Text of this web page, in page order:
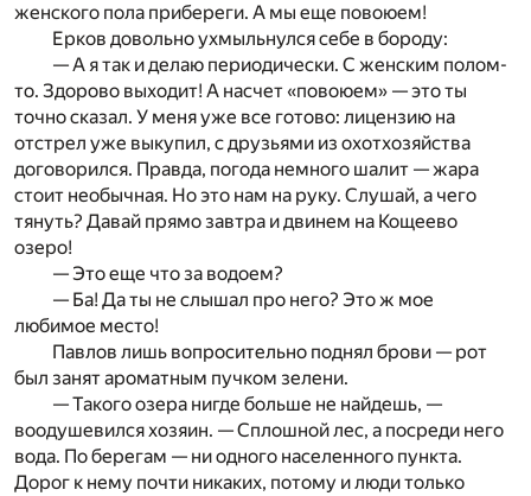
женского пола прибереги. А мы еще повоюем!
Ерков довольно ухмыльнулся себе в бороду:
— А я так и делаю периодически. С женским полом-
то. Здорово выходит! А насчет «повоюем» — это ты
точно сказал. У меня уже все готово: лицензию на
отстрел уже выкупил, с друзьями из охотхозяйства
договорился. Правда, погода немного шалит — жара
стоит необычная. Но это нам на руку. Слушай, а чего
тянуть? Давай прямо завтра и двинем на Кощеево
озеро!
— Это еще что за водоем?
— Ба! Да ты не слышал про него? Это ж мое
любимое место!
Павлов лишь вопросительно поднял брови — рот
был занят ароматным пучком зелени.
— Такого озера нигде больше не найдешь, —
воодушевился хозяин. — Сплошной лес, а посреди него
вода. По берегам — ни одного населенного пункта.
Дорог к нему почти никаких, потому и люди только